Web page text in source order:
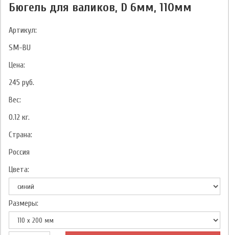
Бюгель для валиков, D 6мм, 110мм
Артикул:
SM-BU
Цена:
245 руб.
Вес:
0.12 кг.
Страна:
Россия
Цвета:
Размеры: